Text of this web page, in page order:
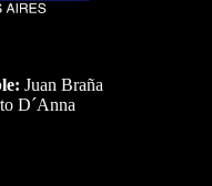
Juan Braña
D´Anna